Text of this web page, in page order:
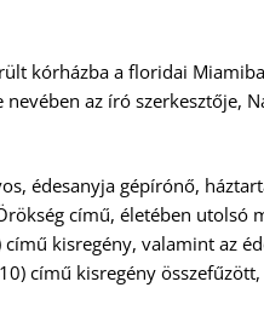
kórházba a floridai
az író szerkesztője,
édesanyja gépírónő,
című, életében utolsó
kisregény, valamint az
című kisregény